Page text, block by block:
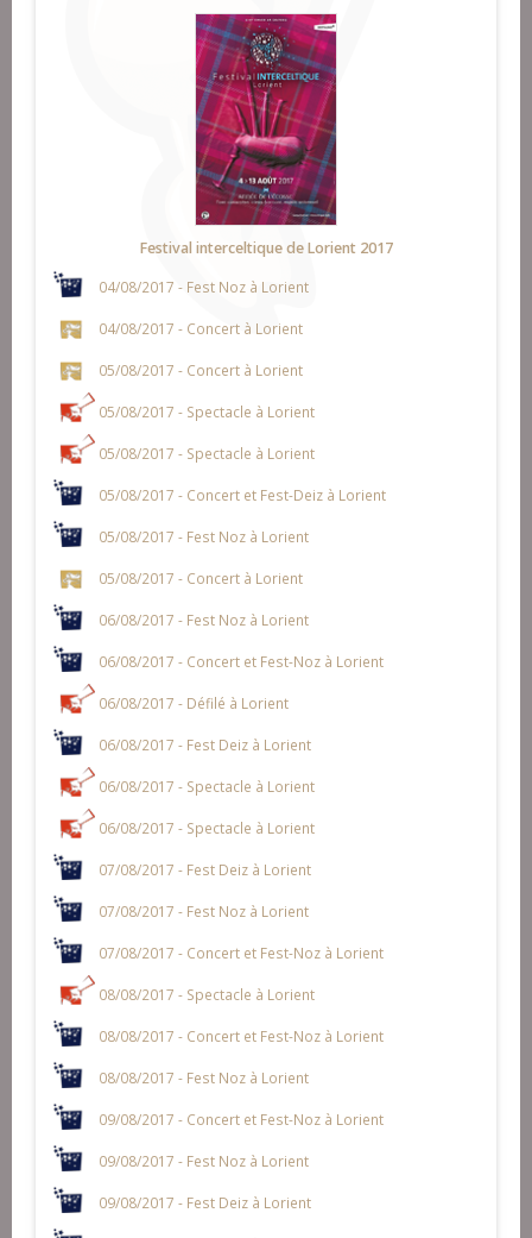
Festival interceltique de Lorient 2017
04/08/2017 - Fest Noz à Lorient
04/08/2017 - Concert à Lorient
05/08/2017 - Concert à Lorient
05/08/2017 - Spectacle à Lorient
05/08/2017 - Spectacle à Lorient
05/08/2017 - Concert et Fest-Deiz à Lorient
05/08/2017 - Fest Noz à Lorient
05/08/2017 - Concert à Lorient
06/08/2017 - Fest Noz à Lorient
06/08/2017 - Concert et Fest-Noz à Lorient
06/08/2017 - Défilé à Lorient
06/08/2017 - Fest Deiz à Lorient
06/08/2017 - Spectacle à Lorient
06/08/2017 - Spectacle à Lorient
07/08/2017 - Fest Deiz à Lorient
07/08/2017 - Fest Noz à Lorient
07/08/2017 - Concert et Fest-Noz à Lorient
08/08/2017 - Spectacle à Lorient
08/08/2017 - Concert et Fest-Noz à Lorient
08/08/2017 - Fest Noz à Lorient
09/08/2017 - Concert et Fest-Noz à Lorient
09/08/2017 - Fest Noz à Lorient
09/08/2017 - Fest Deiz à Lorient